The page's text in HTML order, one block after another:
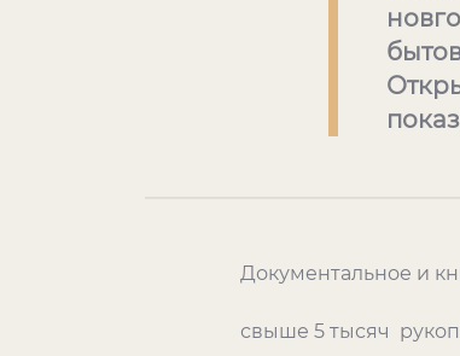
Документальное и
свыше 5 тысяч